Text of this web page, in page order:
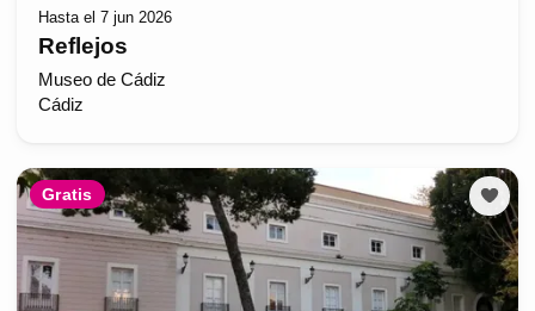
Hasta el 7 jun 2026
Reflejos
Museo de Cádiz
Cádiz
Gratis